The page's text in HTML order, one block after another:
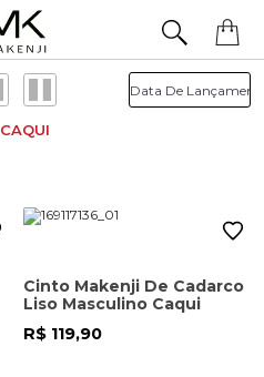
CAQUI
Cinto Makenji De Cadarco
Liso Masculino Caqui
R$ 119,90